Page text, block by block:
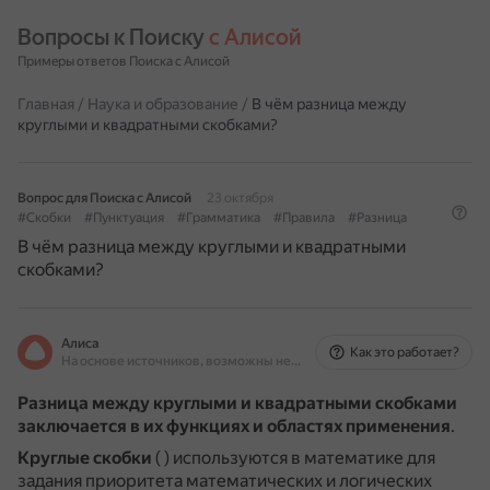
Вопросы к Поиску с Алисой
Примеры ответов Поиска с Алисой
Главная / Наука и образование / В чём разница между
круглыми и квадратными скобками?
Вопрос для Поиска с Алисой
23 октября
#Скобки
#Пунктуация #Грамматика #Правила #Разница
В чём разница между круглыми и квадратными
скобками?
Алиса
На основе источников, возможны неточности
Как это работает?
Разница между круглыми и квадратными скобками
заключается в их функциях и областях применения.
Круглые скобки ( ) используются в математике для
задания приоритета математических и логических